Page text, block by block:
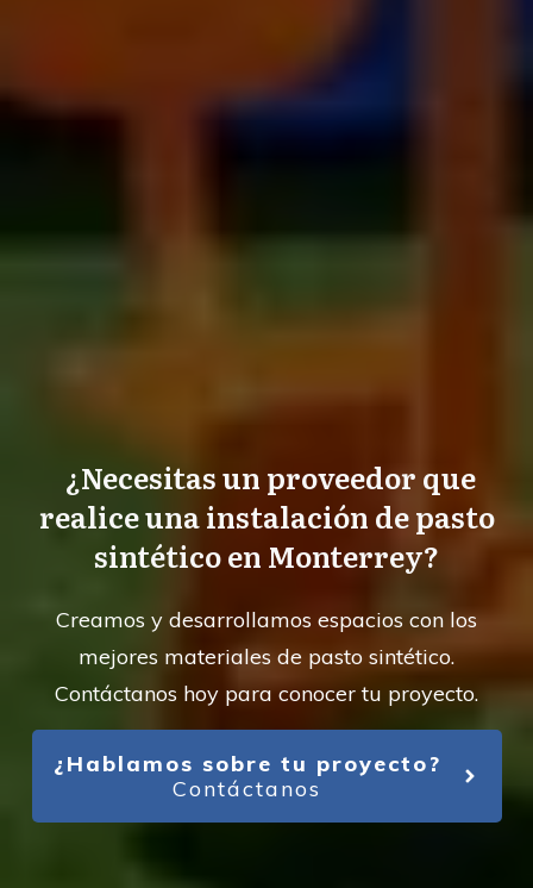
¿Necesitas un proveedor que
realice una instalación de pasto
sintético en Monterrey?
Creamos y desarrollamos espacios con los
mejores materiales de pasto sintético.
Contáctanos hoy para conocer tu proyecto.
¿Hablamos sobre tu proyecto?
Contáctanos